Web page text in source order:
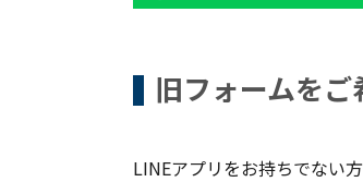
旧フォームを
LINEアプリをお持ちでない